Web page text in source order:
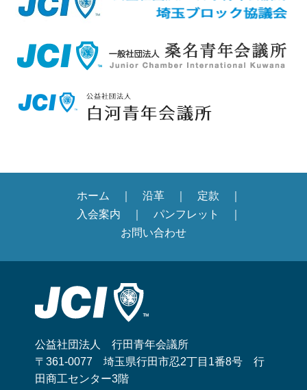
ホーム 沿革
定款
入会案内
パンフレット
お問い合わせ
公益社団法人 行田青年会議所
〒361-0077 埼玉県行田市忍2丁目1番8号 行
田商工センター3階